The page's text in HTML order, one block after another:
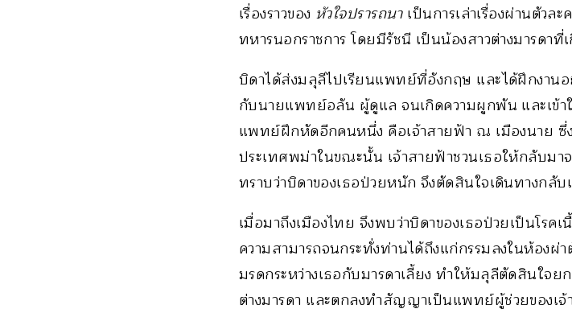
เรื่องราวของ หัวใจปรารถนาเป็นการเล่าเรื่องผ่านตัว
ทหารนอกราชการ โดยมีรัชนี เป็นน้องสาวต่างมารดาที่
บิดาได้ส่งมลุลีไปเรียนแพทย์ที่อังกฤษ และได้ฝึกงา
กับนายแพทย์อลัน ผู้ดูแล จนเกิดความผูกพัน และเข้า
แพทย์ฝึกหัดอีกคนหนึ่ง คือเจ้าสายฟ้า ณ เมืองนาย ซึ่ง
ประเทศพม่าในขณะนั้น เจ้าสายฟ้าชวนเธอให้กลับม
ทราบว่าบิดาของเธอป่วยหนัก จึงตัดสินใจเดินทางกลั
เมื่อมาถึงเมืองไทย จึงพบว่าบิดาของเธอป่วยเป็นโร
ความสามารถจนกระทั่งท่านได้ถึงแก่กรรมลงในห้องผ่
มรดกระหว่างเธอกับมารดาเลี้ยง ทำให้มลุลีตัดสินใจ
ต่างมารดา และตกลงทำสัญญาเป็นแพทย์ผู้ช่วยของเจ้